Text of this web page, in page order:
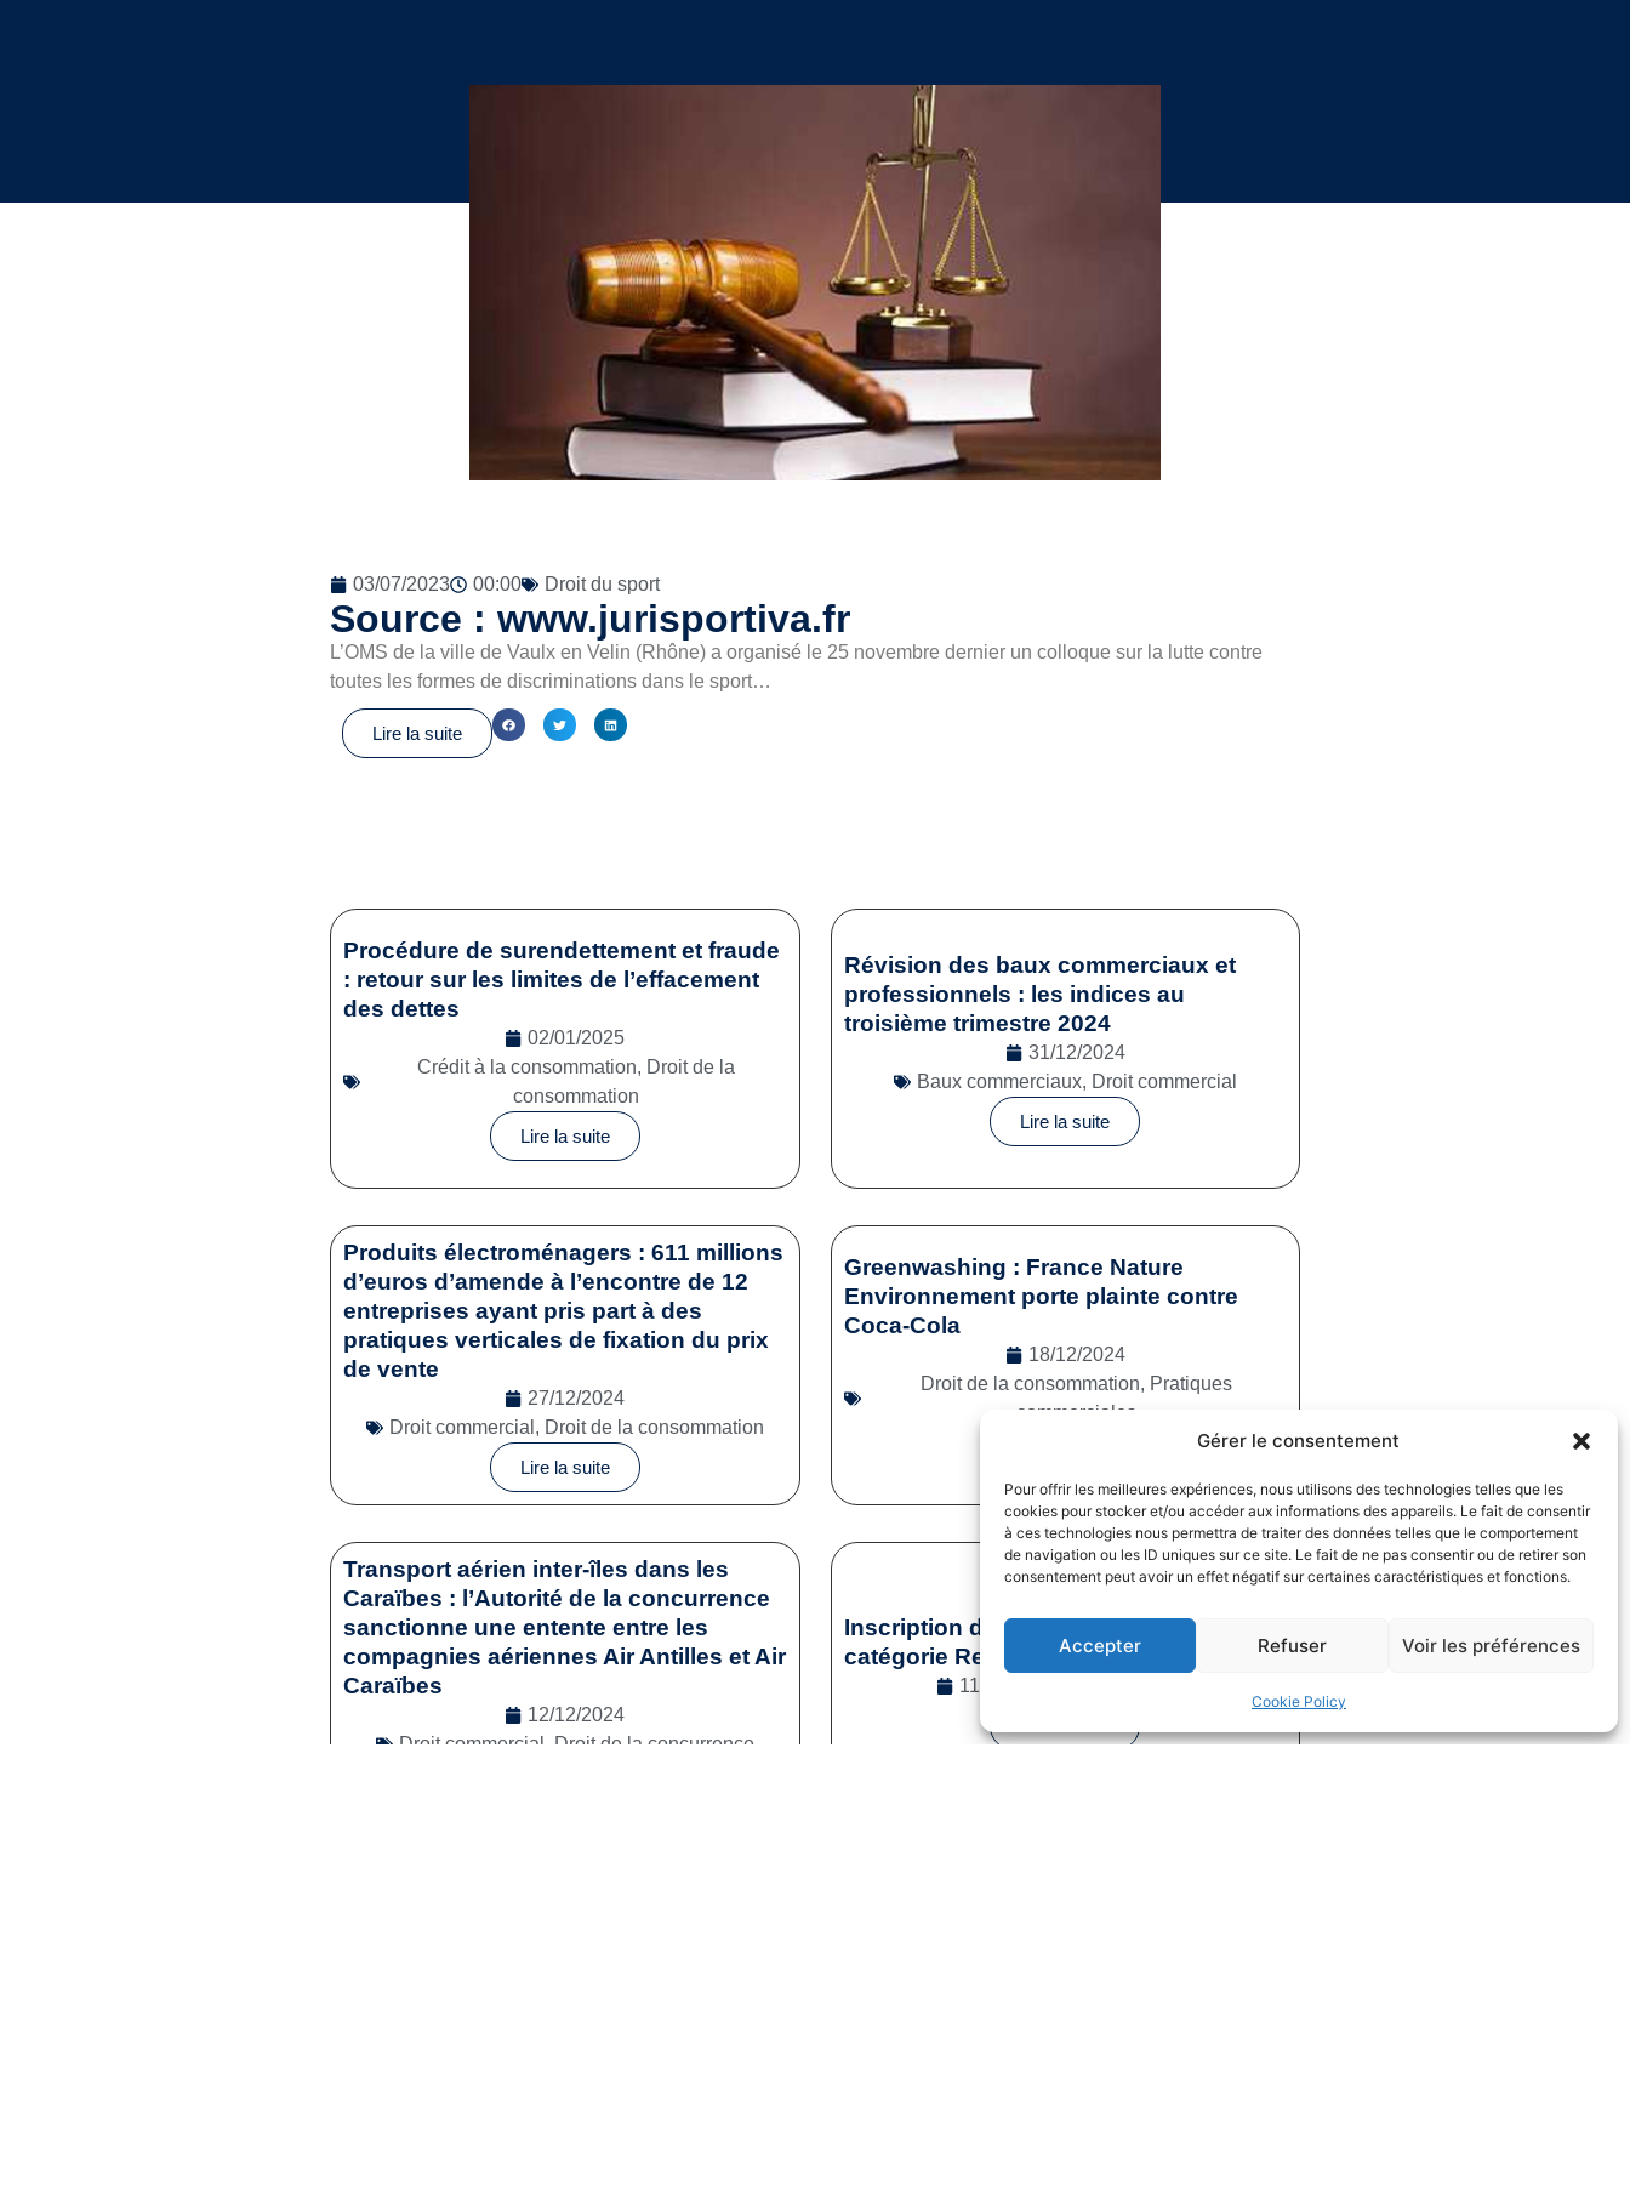
Gérer le consentement
Pour offrir les meilleures expériences, nous utilisons des technologies telles que les
cookies pour stocker et/ou accéder aux informations des appareils. Le fait de consentir
à ces technologies nous permettra de traiter des données telles que le comportement
de navigation ou les ID uniques sur ce site. Le fait de ne pas consentir ou de retirer son
consentement peut avoir un effet négatif sur certaines caractéristiques et fonctions.
Accepter Refuser Voir les préférences
Cookie Policy
03/07/2023 00:00 Droit du sport
Source : www.jurisportiva.fr
L’OMS de la ville de Vaulx en Velin (Rhône) a organisé le 25 novembre dernier un colloque sur la lutte contre
toutes les formes de discriminations dans le sport…
Lire la suite
Procédure de surendettement et fraude
: retour sur les limites de l’effacement
des dettes
02/01/2025
Crédit à la consommation, Droit de la
consommation
Lire la suite
Révision des baux commerciaux et
professionnels : les indices au
troisième trimestre 2024
31/12/2024
Baux commerciaux, Droit commercial
Lire la suite
Produits électroménagers : 611 millions
d’euros d’amende à l’encontre de 12
entreprises ayant pris part à des
pratiques verticales de fixation du prix
de vente
27/12/2024
Droit commercial , Droit de la consommation
Lire la suite
Greenwashing : France Nature
Environnement porte plainte contre
Coca-Cola
18/12/2024
Droit de la consommation, Pratiques
commerciales
Transport aérien inter-îles dans les
Caraïbes : l’Autorité de la concurrence
sanctionne une entente entre les
compagnies aériennes Air Antilles et Air
Caraïbes
12/12/2024
Droit commercial Droit de la concurrence
Inscription des sportifs dans la
catégorie Reconversion
11/12/2024